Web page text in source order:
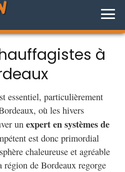
à
essentiel, particulièrement
où les hivers
un expert en systèmes de
est donc primordial
chaleureuse et agréable
de Bordeaux regorge